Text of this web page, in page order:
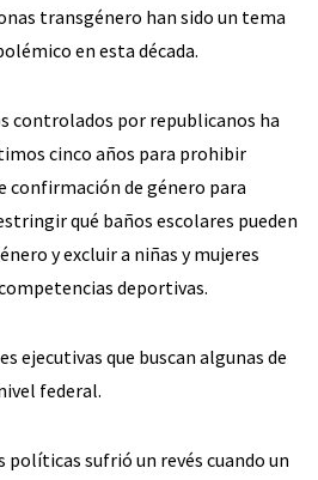
transgénero han sido un tema
en esta década.
controlados por republicanos ha
cinco años para prohibir
confirmación de género para
qué baños escolares pueden
y excluir a niñas y mujeres
deportivas.
ejecutivas que buscan algunas de
federal.
políticas sufrió un revés cuando un